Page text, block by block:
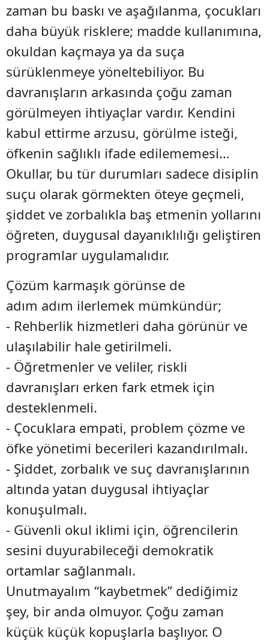
zaman bu baskı ve aşağılanma, çocukları
daha büyük risklere; madde kullanımına,
okuldan kaçmaya ya da suça
sürüklenmeye yöneltebiliyor. Bu
davranışların arkasında çoğu zaman
görülmeyen ihtiyaçlar vardır. Kendini
kabul ettirme arzusu, görülme isteği,
öfkenin sağlıklı ifade edilememesi…
Okullar, bu tür durumları sadece disiplin
suçu olarak görmekten öteye geçmeli,
şiddet ve zorbalıkla baş etmenin yollarını
öğreten, duygusal dayanıklılığı geliştiren
programlar uygulamalıdır.
Çözüm karmaşık görünse de
adım adım ilerlemek mümkündür;
- Rehberlik hizmetleri daha görünür ve
ulaşılabilir hale getirilmeli.
- Öğretmenler ve veliler, riskli
davranışları erken fark etmek için
desteklenmeli.
- Çocuklara empati, problem çözme ve
öfke yönetimi becerileri kazandırılmalı.
- Şiddet, zorbalık ve suç davranışlarının
altında yatan duygusal ihtiyaçlar
konuşulmalı.
- Güvenli okul iklimi için, öğrencilerin
sesini duyurabileceği demokratik
ortamlar sağlanmalı.
Unutmayalım “kaybetmek” dediğimiz
şey, bir anda olmuyor. Çoğu zaman
küçük küçük kopuşlarla başlıyor. O